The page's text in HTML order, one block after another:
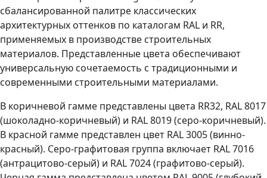
сбалансированной палитре классических
архитектурных оттенков по каталогам RAL и RR,
применяемых в производстве строительных
материалов. Представленные цвета обеспечивают
универсальную сочетаемость с традиционными и
современными строительными материалами.
В коричневой гамме представлены цвета RR32, RAL 8017
(шоколадно-коричневый) и RAL 8019 (серо-коричневый).
В красной гамме представлен цвет RAL 3005 (винно-
красный). Серо-графитовая группа включает RAL 7016
(антрацитово-серый) и RAL 7024 (графитово-серый).